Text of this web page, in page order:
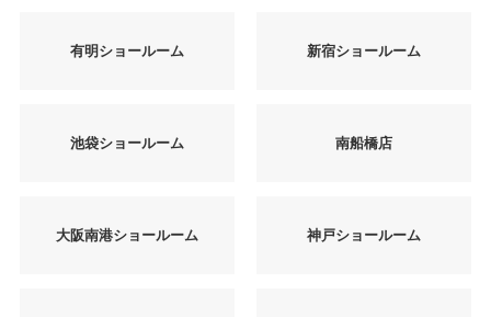
有明ショールーム 新宿ショールーム
池袋ショールーム 南船橋店
大阪南港ショールーム 神戸ショールーム